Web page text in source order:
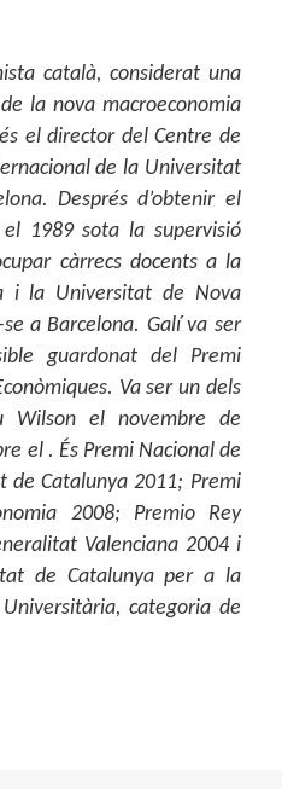
català, considerat una
la nova macroeconomia
el director del Centre de
de la Universitat
Després d’obtenir el
1989 sota la supervisió
càrrecs docents a la
i la Universitat de Nova
a Barcelona. Galí va ser
guardonat del Premi
Va ser un dels
Wilson el novembre de
el . És Premi Nacional de
de Catalunya 2011; Premi
2008; Premio Rey
Valenciana 2004 i
de Catalunya per a la
categoria de